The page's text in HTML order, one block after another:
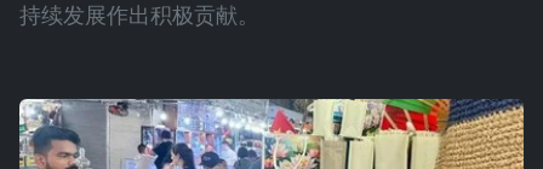
持续发展作出积极贡献。